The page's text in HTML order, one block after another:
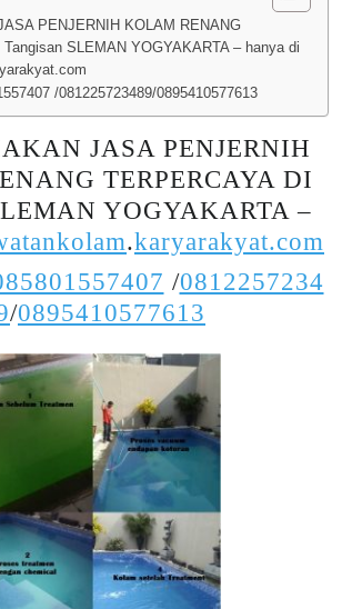
PENJERNIH KOLAM RENANG
Tangisan SLEMAN YOGYAKARTA – hanya di
/081225723489/0895410577613
JASA PENJERNIH
TERPERCAYA DI
YOGYAKARTA –
.karyarakyat.com
/0812257234
/0895410577613